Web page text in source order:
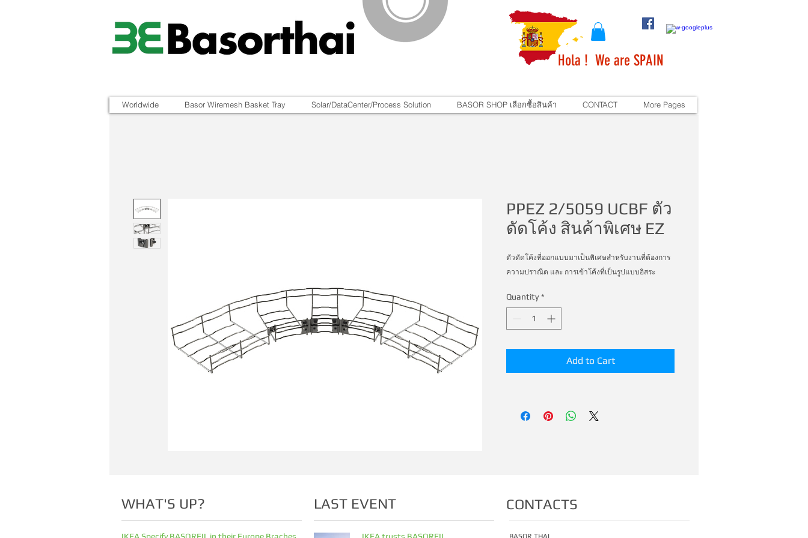
Hola ! We are SPAIN
Worldwide Basor Wiremesh Basket Tray Solar/DataCenter/Process Solution BASOR SHOP เลือกซื้อสินค้า CONTACT More Pages
PPEZ 2/5059 UCBF ตัว
ดัดโค้ง สินค้าพิเศษ EZ
ตัวดัดโค้งที่ออกแบบมาเป็นพิเศษสำหรับงานที่ต้องการ
ความปราณีต และ การเข้าโค้งที่เป็นรูปแบบอิสระ
Quantity *
Add to Cart
WHAT'S UP? LAST EVENT CONTACTS
BASOR THAI